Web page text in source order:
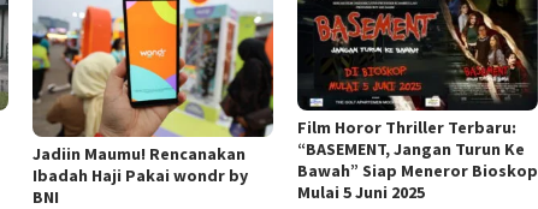
Jadiin Maumu! Rencanakan
Ibadah Haji Pakai wondr by
BNI
Film Horor Thriller Terbaru:
“BASEMENT, Jangan Turun Ke
Bawah” Siap Meneror Bioskop
Mulai 5 Juni 2025